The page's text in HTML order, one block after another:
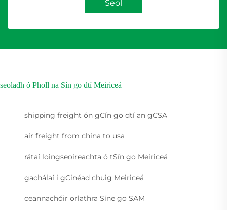
Seol
seoladh ó Pholl na Sín go dtí Meiriceá
shipping freight ón gCín go dtí an gCSA
air freight from china to usa
rátaí loingseoireachta ó tSín go Meiriceá
gachálaí i gCinéad chuig Meiriceá
ceannachóir orlathra Síne go SAM